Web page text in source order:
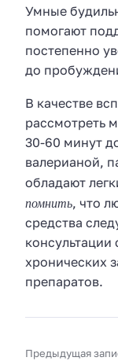
Умные
помогают
постепенно
до
В качестве
рассмотреть
30-60 минут
валерианой,
обладают
помнить, что
средства
хронических
препаратов.
Предыдущая